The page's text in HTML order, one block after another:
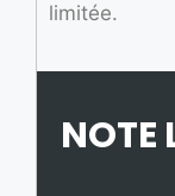
limitée.
NOTE